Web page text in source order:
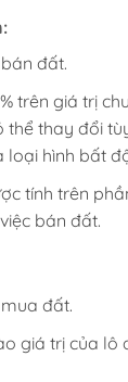
đất.
trên giá trị
thể thay đổi
loại hình bất
tính trên
bán đất.
đất.
giá trị của lô